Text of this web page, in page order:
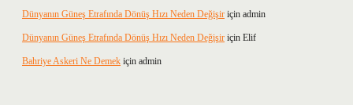
Dünyanın Güneş Etrafında Dönüş Hızı Neden Değişir için admin
Dünyanın Güneş Etrafında Dönüş Hızı Neden Değişir için Elif
Bahriye Askeri Ne Demek için admin